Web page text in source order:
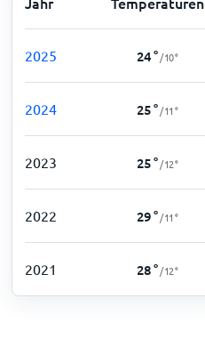
2025 24° /10°
2024 25° /11°
2023 25° /12°
2022 29° /11°
2021 28° /12°